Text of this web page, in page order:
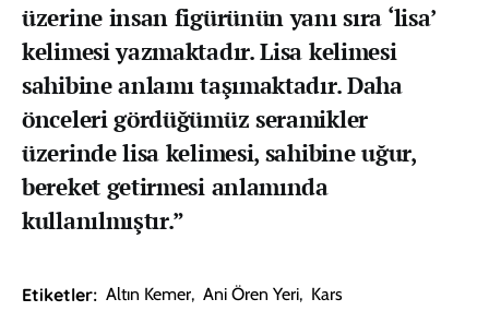
üzerine insan figürünün yanı sıra ‘lisa’
kelimesi yazmaktadır. Lisa kelimesi
sahibine anlamı taşımaktadır. Daha
önceleri gördüğümüz seramikler
üzerinde lisa kelimesi, sahibine uğur,
bereket getirmesi anlamında
kullanılmıştır.”
Etiketler: Altın Kemer, Ani Ören Yeri, Kars